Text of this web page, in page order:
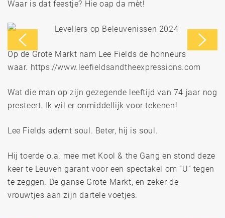
Waar is dat feestje? Hie oap da mèt!
Op de Grote Markt nam Lee Fields de honneurs
waar. https://www.leefieldsandtheexpressions.com
Wat die man op zijn gezegende leeftijd van 74 jaar nog
presteert. Ik wil er onmiddellijk voor tekenen!
Lee Fields ademt soul. Beter, hij is soul.
Hij toerde o.a. mee met Kool & the Gang en stond deze
keer te Leuven garant voor een spectakel om “U” tegen
te zeggen. De ganse Grote Markt, en zeker de
vrouwtjes aan zijn dartele voetjes.